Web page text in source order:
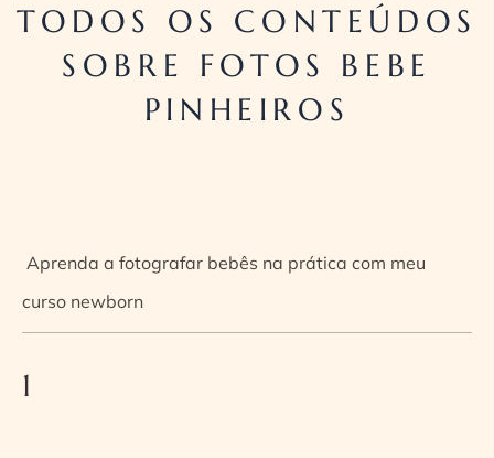
TODOS OS CONTEÚDOS
SOBRE FOTOS BEBE
PINHEIROS
Aprenda a fotografar bebês na prática com meu
curso newborn
1